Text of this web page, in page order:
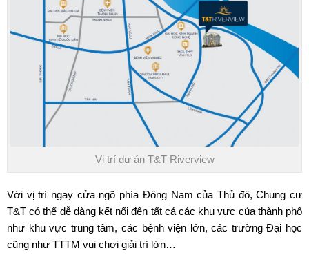
Vị trí dự án T&T Riverview
Với vị trí ngay cửa ngõ phía Đông Nam của Thủ đô,Chung cư
T&T có thể dễ dàng kết nối đến tất cả các khu vực của thành phố
như khu vực trung tâm, các bệnh viện lớn, các trường Đại học
cũng như TTTM vui chơi giải trí lớn…